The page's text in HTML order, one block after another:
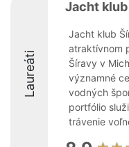
Laureáti
Jacht
Jacht klub
atraktívnom
Šíravy v
významné
vodných
portfólio
trávenie